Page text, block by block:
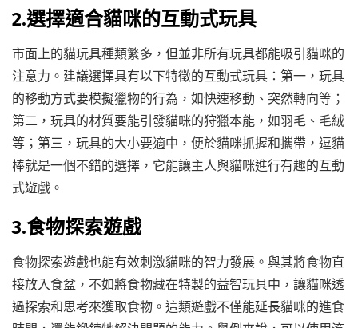
2.選擇適合貓咪的互動式玩具
市面上的貓玩具種類繁多，但並非所有玩具都能吸引貓咪的
注意力。建議選擇具有以下特徵的互動式玩具：第一，玩具
的移動方式要模擬獵物的行為，如快速移動、突然轉向等；
第二，玩具的材質要能引發貓咪的狩獵本能，如羽毛、毛絨
等；第三，玩具的大小要適中，便於貓咪抓握和攜帶，逗貓
棒就是一個不錯的選擇，它能讓主人與貓咪進行有趣的互動
式遊戲。
3.食物探索遊戲
食物探索遊戲也能有效刺激貓咪的智力發展。與其將食物直
接放入食盆，不如將食物藏在特製的益智玩具中，讓貓咪透
過探索和思考來獲取食物。這類遊戲不僅能延長貓咪的進食